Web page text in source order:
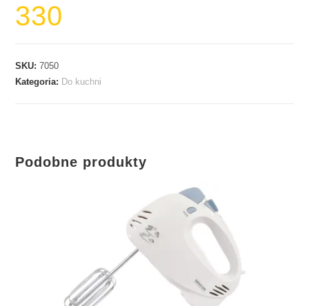
330
SKU:7050
Kategoria: Do kuchni
Podobne produkty